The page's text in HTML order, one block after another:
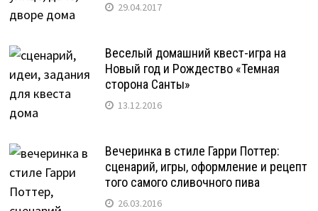
29.04.2017
Веселый домашний квест-игра на
Новый год и Рождество «Темная
сторона Санты»
13.12.2016
Вечеринка в стиле Гарри Поттер:
сценарий, игры, оформление и рецепт
того самого сливочного пива
26.03.2016